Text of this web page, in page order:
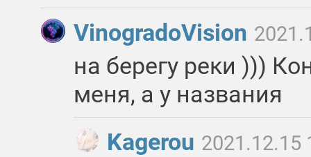
VinogradoVision
на берегу реки )))
меня, а у названия
Kagerou 2021.12.15